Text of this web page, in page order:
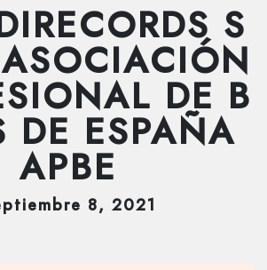
S
DE B
DE ESPAÑA
APBE
8, 2021